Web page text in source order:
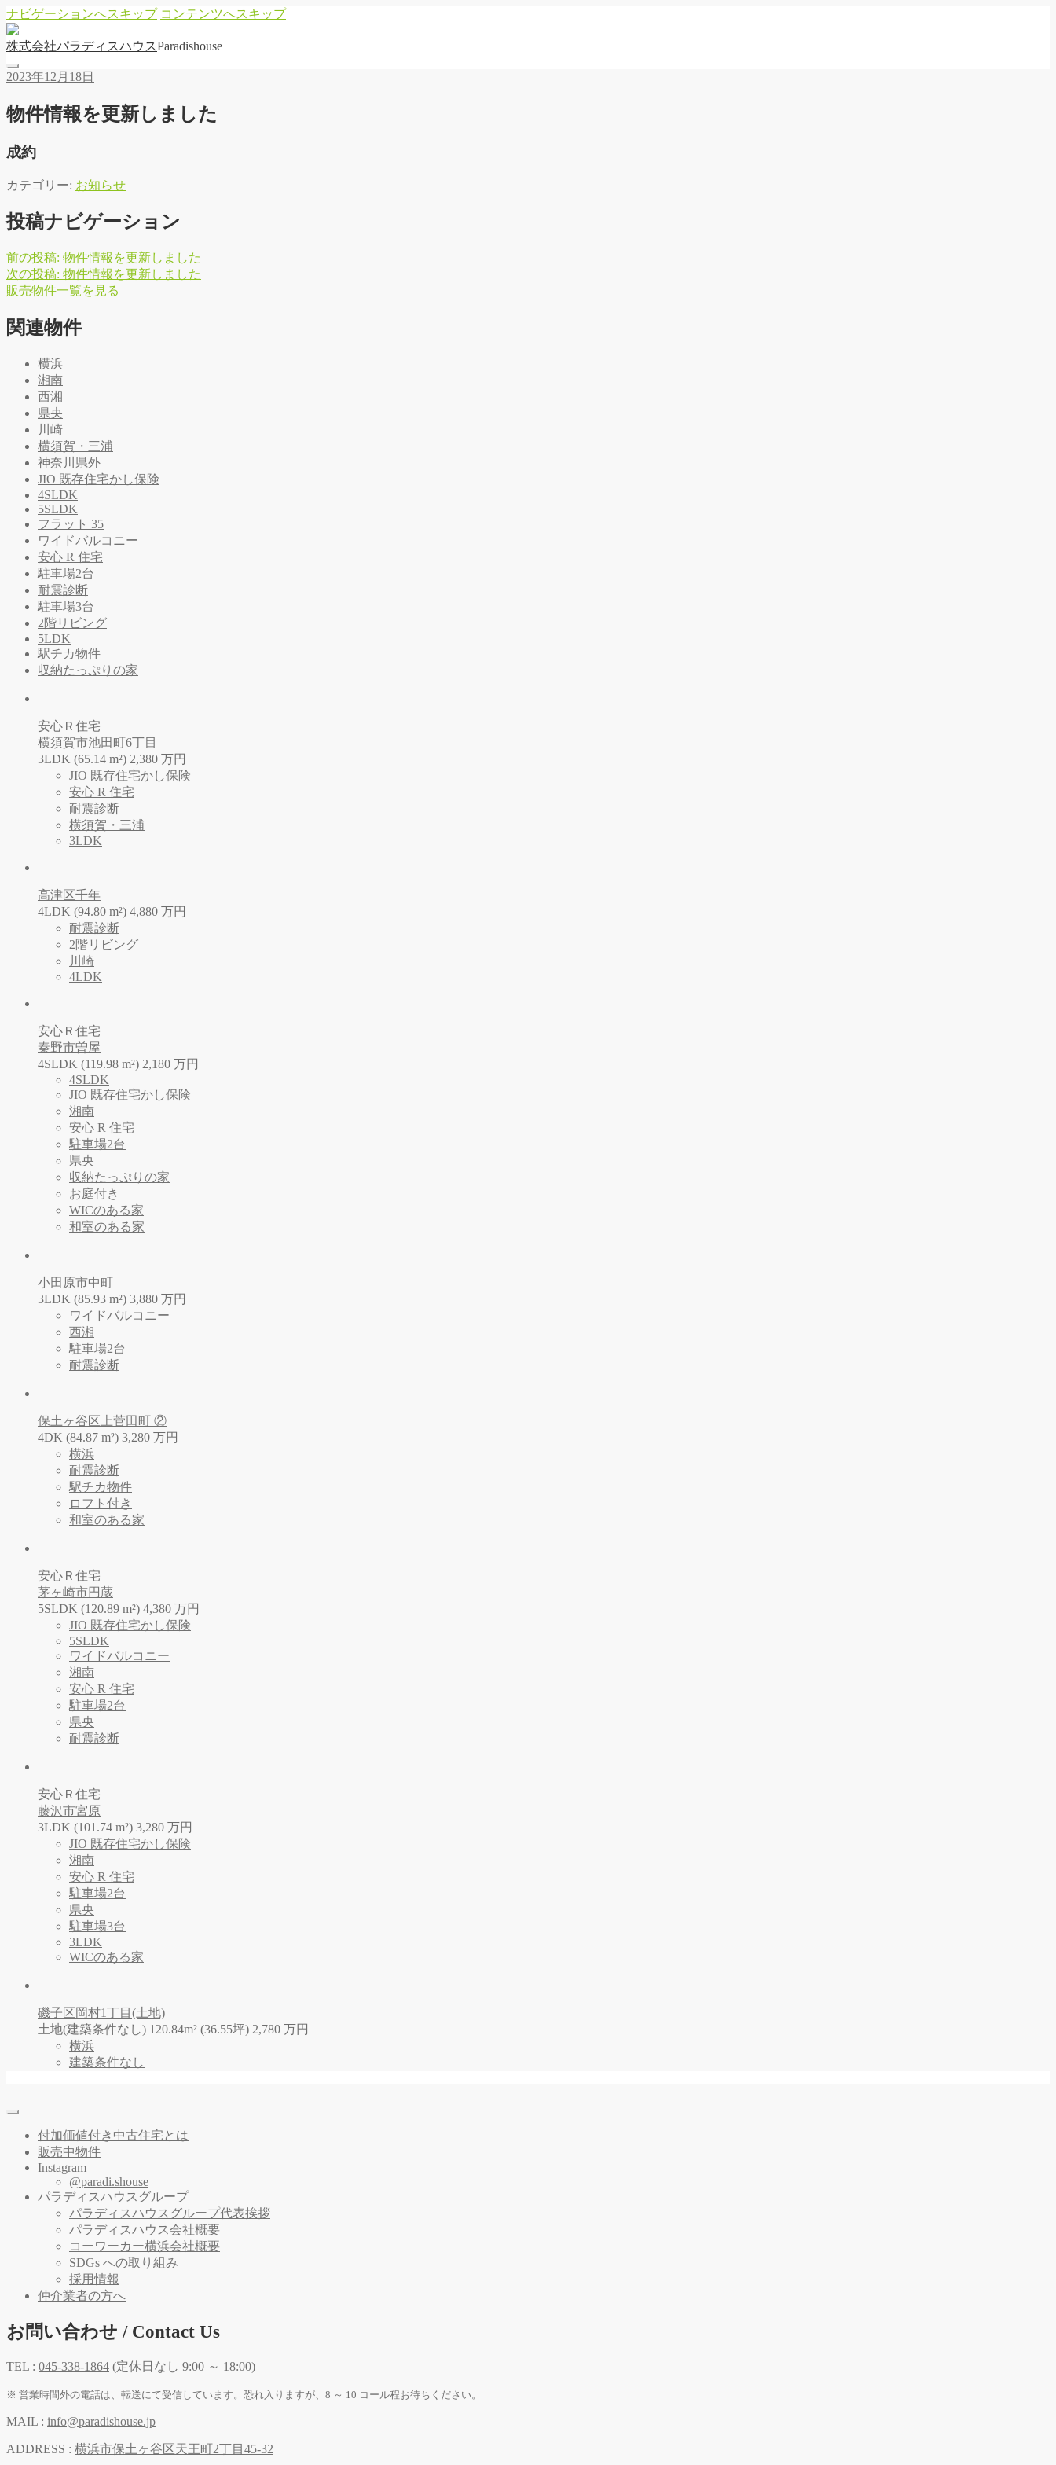
ナビゲーションへスキップ コンテンツへスキップ
株式会社パラディ スハウ スParadishouse
2023年12月18日
物件情報を更新しました
成約
カテゴリー: お知らせ
投稿ナビゲーション
前の投稿: 物件情報を更新しました
次の投稿: 物件情報を更新しました
販売物件一覧を 見る
関連物件
横浜
湘南
西湘
県央
川崎
横須賀・三浦
神奈川県外
JIO 既存住宅かし保険
4SLDK
5SLDK
フラット 35
ワイドバルコニー
安心 R 住宅
駐車場2台
耐震診断
駐車場3台
2階リビング
5LDK
駅チカ物件
収納たっぷりの家
安心Ｒ住宅
横須賀市池田町6丁目
3LDK (65.14 m²) 2,380 万円
JIO 既存住宅かし保険
安心 R 住宅
耐震診断
横須賀・三浦
3LDK
高津区千年
4LDK (94.80 m²) 4,880 万円
耐震診断
2階リビング
川崎
4LDK
安心Ｒ住宅
秦野市曽屋
4SLDK (119.98 m²) 2,180 万円
4SLDK
JIO 既存住宅かし保険
湘南
安心 R 住宅
駐車場2台
県央
収納たっぷりの家
お庭付き
WICのある家
和室のある家
小田原市中町
3LDK (85.93 m²) 3,880 万円
ワイドバルコニー
西湘
駐車場2台
耐震診断
保土ヶ谷区上菅田町 ②
4DK (84.87 m²) 3,280 万円
横浜
耐震診断
駅チカ物件
ロフト付き
和室のある家
安心Ｒ住宅
茅ヶ崎市円蔵
5SLDK (120.89 m²) 4,380 万円
JIO 既存住宅かし保険
5SLDK
ワイドバルコニー
湘南
安心 R 住宅
駐車場2台
県央
耐震診断
安心Ｒ住宅
藤沢市宮原
3LDK (101.74 m²) 3,280 万円
JIO 既存住宅かし保険
湘南
安心 R 住宅
駐車場2台
県央
駐車場3台
3LDK
WICのある家
磯子区岡村1丁目(土地)
土地(建築条件なし) 120.84m² (36.55坪) 2,780 万円
横浜
建築条件なし
付加価値付き中古住宅とは
販売中物件
Instagram
@paradi.shouse
パラディスハウスグループ
パラディスハウスグループ代表挨拶
パラディスハウス会社概要
コーワーカー横浜会社概要
SDGs への取り組み
採用情報
仲介業者の方へ
お問い合わせ / Contact Us
TEL : 045-338-1864 (定休日なし 9:00 ～ 18:00)
※ 営業時間外の電話は、転送にて受信しています。恐れ入りますが、8 ～ 10 コール程お待ちください。
MAIL : info@paradishouse.jp
ADDRESS : 横浜市保土ヶ谷区天王町2丁目45-32